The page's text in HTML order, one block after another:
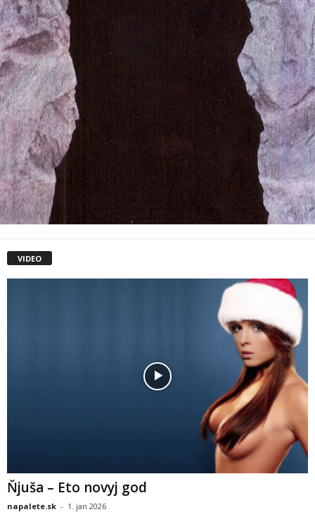
VIDEO
Ňjuša – Eto novyj god
napalete.sk - 1. jan 2026